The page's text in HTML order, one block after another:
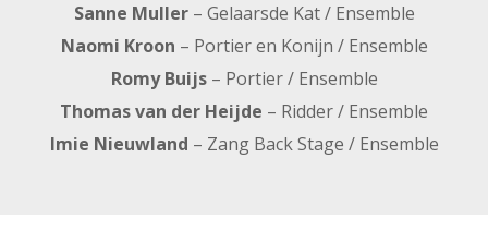
Sanne Muller– Gelaarsde Kat / Ensemble
Naomi Kroon – Portier en Konijn / Ensemble
Romy Buijs– Portier / Ensemble
Thomas van der Heijde – Ridder / Ensemble
Imie Nieuwland – Zang Back Stage / Ensemble